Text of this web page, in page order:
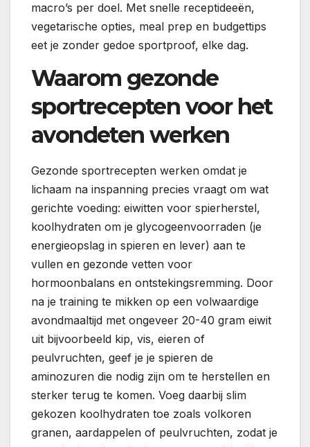
macro’s per doel. Met snelle receptideeën,
vegetarische opties, meal prep en budgettips
eet je zonder gedoe sportproof, elke dag.
Waarom gezonde
sportrecepten voor het
avondeten werken
Gezonde sportrecepten werken omdat je
lichaam na inspanning precies vraagt om wat
gerichte voeding: eiwitten voor spierherstel,
koolhydraten om je glycogeenvoorraden (je
energieopslag in spieren en lever) aan te
vullen en gezonde vetten voor
hormoonbalans en ontstekingsremming. Door
na je training te mikken op een volwaardige
avondmaaltijd met ongeveer 20-40 gram eiwit
uit bijvoorbeeld kip, vis, eieren of
peulvruchten, geef je je spieren de
aminozuren die nodig zijn om te herstellen en
sterker terug te komen. Voeg daarbij slim
gekozen koolhydraten toe zoals volkoren
granen, aardappelen of peulvruchten, zodat je